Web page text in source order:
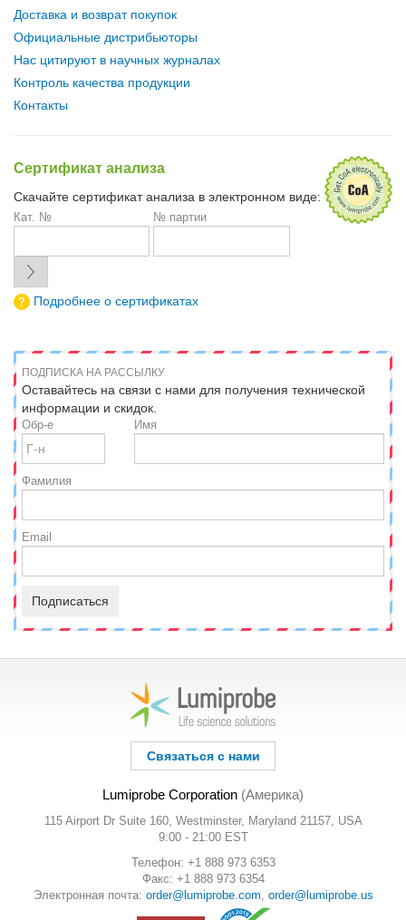
Доставка и возврат покупок
Официальные дистрибьюторы
Нас цитируют в научных журналах
Контроль качества продукции
Контакты
Сертификат анализа
Скачайте сертификат анализа в электронном виде:
Кат. № № партии
Подробнее о сертификатах
ПОДПИСКА НА РАССЫЛКУ
Оставайтесь на связи с нами для получения технической
информации и скидок.
Обр-е Имя
Фамилия
Email
Подписаться
Связаться с нами
Lumiprobe Corporation (Америка)
115 Airport Dr Suite 160, Westminster, Maryland 21157, USA
9:00 - 21:00 EST
Телефон: +1 888 973 6353
Факс: +1 888 973 6354
Электронная почта: order@lumiprobe.com, order@lumiprobe.us